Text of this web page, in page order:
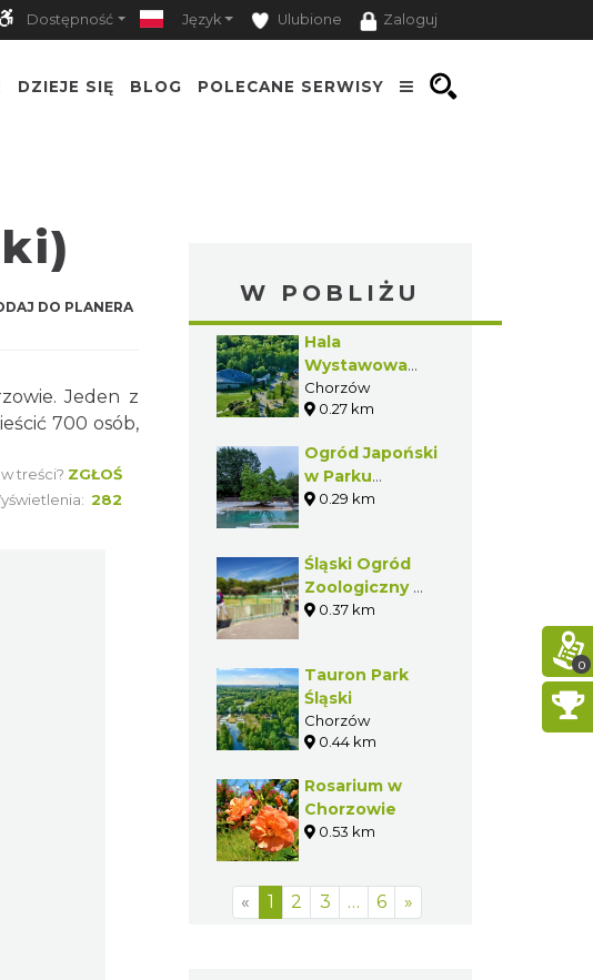
Dostępność Język Ulubione Zaloguj
DZIEJE SIĘ BLOG POLECANE SERWISY
DO PLANERA
Jeden z
700 osób,
treści? ZGŁOŚ
282
W POBLIŻU
Hala
Wystawowa
"Kapelusz"
Chorzów
0.27 km
Ogród Japoński
w Parku
Śląskim
0.29 km
Śląski Ogród
Zoologiczny w
Chorzowie
0.37 km
Tauron Park
Śląski
Chorzów
0.44 km
Rosarium w
Chorzowie
0.53 km
« 1 2 3 … 6 »
0